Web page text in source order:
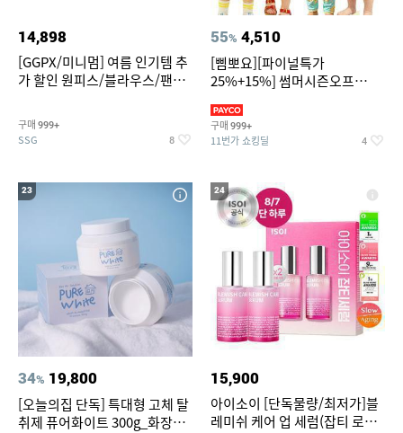
14,898
[GGPX/미니멈] 여름 인기템 추
가 할인 원피스/블라우스/팬츠
구매 999+
SSG 8
55% 4,510
[삠뽀요][파이널특가
25%+15%] 썸머시즌오프
영복/티셔츠/
구매 999+
11번가 쇼킹딜 4
23
34% 19,800
[오늘의집 단독] 특대형 고체 탈
취제 퓨어화이트 300g_화장실
24
15,900
아이소이 [단독물량/최저가]블
레미쉬 케어 업 세럼(잡티 로즈